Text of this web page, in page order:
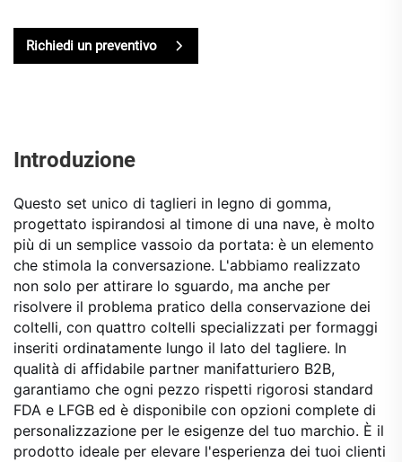
Richiedi un preventivo
Introduzione
Questo set unico di taglieri in legno di gomma,
progettato ispirandosi al timone di una nave, è molto
più di un semplice vassoio da portata: è un elemento
che stimola la conversazione. L'abbiamo realizzato
non solo per attirare lo sguardo, ma anche per
risolvere il problema pratico della conservazione dei
coltelli, con quattro coltelli specializzati per formaggi
inseriti ordinatamente lungo il lato del tagliere. In
qualità di affidabile partner manifatturiero B2B,
garantiamo che ogni pezzo rispetti rigorosi standard
FDA e LFGB ed è disponibile con opzioni complete di
personalizzazione per le esigenze del tuo marchio. È il
prodotto ideale per elevare l'esperienza dei tuoi clienti